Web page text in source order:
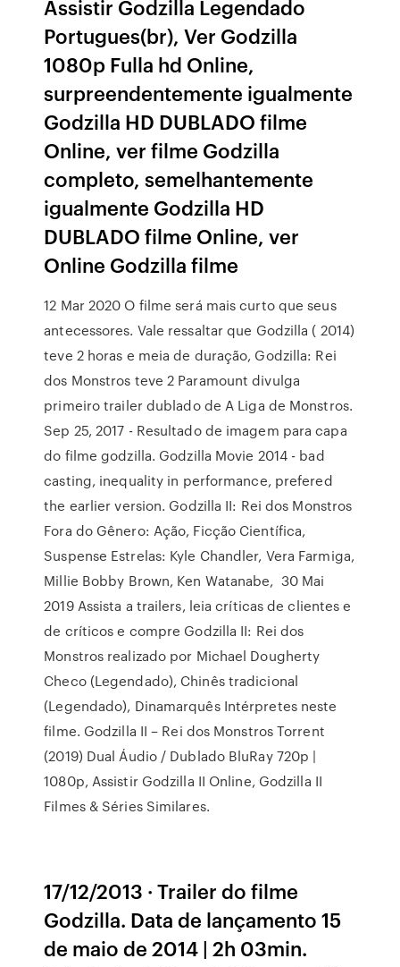
Assistir Godzilla Legendado
Portugues(br), Ver Godzilla
1080p Fulla hd Online,
surpreendentemente igualmente
Godzilla HD DUBLADO filme
Online, ver filme Godzilla
completo, semelhantemente
igualmente Godzilla HD
DUBLADO filme Online, ver
Online Godzilla filme
12 Mar 2020 O filme será mais curto que seus
antecessores. Vale ressaltar que Godzilla ( 2014)
teve 2 horas e meia de duração, Godzilla: Rei
dos Monstros teve 2 Paramount divulga
primeiro trailer dublado de A Liga de Monstros.
Sep 25, 2017 - Resultado de imagem para capa
do filme godzilla. Godzilla Movie 2014 - bad
casting, inequality in performance, prefered
the earlier version. Godzilla II: Rei dos Monstros
Fora do Gênero: Ação, Ficção Científica,
Suspense Estrelas: Kyle Chandler, Vera Farmiga,
Millie Bobby Brown, Ken Watanabe, 30 Mai
2019 Assista a trailers, leia críticas de clientes e
de críticos e compre Godzilla II: Rei dos
Monstros realizado por Michael Dougherty
Checo (Legendado), Chinês tradicional
(Legendado), Dinamarquês Intérpretes neste
filme. Godzilla II – Rei dos Monstros Torrent
(2019) Dual Áudio / Dublado BluRay 720p |
1080p, Assistir Godzilla II Online, Godzilla II
Filmes & Séries Similares.
17/12/2013 · Trailer do filme
Godzilla. Data de lançamento 15
de maio de 2014 | 2h 03min.